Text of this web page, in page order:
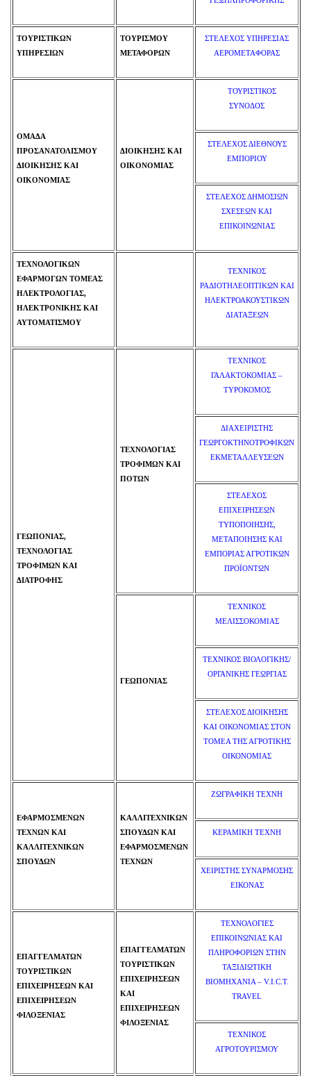
ΤΟΥΡΙΣΤΙΚΩΝ
ΥΠΗΡΕΣΙΩΝ
ΤΟΥΡΙΣΜΟΥ
ΜΕΤΑΦΟΡΩΝ
ΣΤΕΛΕΧΟΣ ΥΠΗΡΕΣΙΑΣ
ΑΕΡΟΜΕΤΑΦΟΡΑΣ
ΟΜΑΔΑ
ΠΡΟΣΑΝΑΤΟΛΙΣΜΟΥ
ΔΙΟΙΚΗΣΗΣ ΚΑΙ
ΟΙΚΟΝΟΜΙΑΣ
ΔΙΟΙΚΗΣΗΣ ΚΑΙ
ΟΙΚΟΝΟΜΙΑΣ
ΤΟΥΡΙΣΤΙΚΟΣ
ΣΥΝΟΔΟΣ
ΣΤΕΛΕΧΟΣ ΔΙΕΘΝΟΥΣ
ΕΜΠΟΡΙΟΥ
ΣΤΕΛΕΧΟΣ ΔΗΜΟΣΙΩΝ
ΣΧΕΣΕΩΝ ΚΑΙ
ΕΠΙΚΟΙΝΩΝΙΑΣ
ΤΕΧΝΟΛΟΓΙΚΩΝ
ΕΦΑΡΜΟΓΩΝ ΤΟΜΕΑΣ
ΗΛΕΚΤΡΟΛΟΓΙΑΣ,
ΗΛΕΚΤΡΟΝΙΚΗΣ ΚΑΙ
ΑΥΤΟΜΑΤΙΣΜΟΥ
ΤΕΧΝΙΚΟΣ
ΡΑΔΙΟΤΗΛΕΟΠΤΙΚΩΝ ΚΑΙ
ΗΛΕΚΤΡΟΑΚΟΥΣΤΙΚΩΝ
ΔΙΑΤΑΞΕΩΝ
ΓΕΩΠΟΝΙΑΣ,
ΤΕΧΝΟΛΟΓΙΑΣ
ΤΡΟΦΙΜΩΝ ΚΑΙ
ΔΙΑΤΡΟΦΗΣ
ΤΕΧΝΟΛΟΓΙΑΣ
ΤΡΟΦΙΜΩΝ ΚΑΙ
ΠΟΤΩΝ
ΤΕΧΝΙΚΟΣ
ΓΑΛΑΚΤΟΚΟΜΙΑΣ –
ΤΥΡΟΚΟΜΟΣ
ΔΙΑΧΕΙΡΙΣΤΗΣ
ΓΕΩΡΓΟΚΤΗΝΟΤΡΟΦΙΚΩΝ
ΕΚΜΕΤΑΛΛΕΥΣΕΩΝ
ΣΤΕΛΕΧΟΣ
ΕΠΙΧΕΙΡΗΣΕΩΝ
ΤΥΠΟΠΟΙΗΣΗΣ,
ΜΕΤΑΠΟΙΗΣΗΣ ΚΑΙ
ΕΜΠΟΡΙΑΣ ΑΓΡΟΤΙΚΩΝ
ΠΡΟΪΟΝΤΩΝ
ΓΕΩΠΟΝΙΑΣ
ΤΕΧΝΙΚΟΣ
ΜΕΛΙΣΣΟΚΟΜΙΑΣ
ΤΕΧΝΙΚΟΣ ΒΙΟΛΟΓΙΚΗΣ/
ΟΡΓΑΝΙΚΗΣ ΓΕΩΡΓΙΑΣ
ΣΤΕΛΕΧΟΣ ΔΙΟΙΚΗΣΗΣ
ΚΑΙ ΟΙΚΟΝΟΜΙΑΣ ΣΤΟΝ
ΤΟΜΕΑ ΤΗΣ ΑΓΡΟΤΙΚΗΣ
ΟΙΚΟΝΟΜΙΑΣ
ΕΦΑΡΜΟΣΜΕΝΩΝ
ΤΕΧΝΩΝ ΚΑΙ
ΚΑΛΛΙΤΕΧΝΙΚΩΝ
ΣΠΟΥΔΩΝ
ΚΑΛΛΙΤΕΧΝΙΚΩΝ
ΣΠΟΥΔΩΝ ΚΑΙ
ΕΦΑΡΜΟΣΜΕΝΩΝ
ΤΕΧΝΩΝ
ΖΩΓΡΑΦΙΚΗ ΤΕΧΝΗ
ΚΕΡΑΜΙΚΗ ΤΕΧΝΗ
ΧΕΙΡΙΣΤΗΣ ΣΥΝΑΡΜΟΣΗΣ
ΕΙΚΟΝΑΣ
ΕΠΑΓΓΕΛΜΑΤΩΝ
ΤΟΥΡΙΣΤΙΚΩΝ
ΕΠΙΧΕΙΡΗΣΕΩΝ ΚΑΙ
ΕΠΙΧΕΙΡΗΣΕΩΝ
ΦΙΛΟΞΕΝΙΑΣ
ΕΠΑΓΓΕΛΜΑΤΩΝ
ΤΟΥΡΙΣΤΙΚΩΝ
ΕΠΙΧΕΙΡΗΣΕΩΝ
ΚΑΙ
ΕΠΙΧΕΙΡΗΣΕΩΝ
ΦΙΛΟΞΕΝΙΑΣ
ΤΕΧΝΟΛΟΓΙΕΣ
ΕΠΙΚΟΙΝΩΝΙΑΣ ΚΑΙ
ΠΛΗΡΟΦΟΡΙΩΝ ΣΤΗΝ
ΤΑΞΙΔΙΩΤΙΚΗ
ΒΙΟΜΗΧΑΝΙΑ – V.I.C.T.
TRAVEL
ΤΕΧΝΙΚΟΣ
ΑΓΡΟΤΟΥΡΙΣΜΟΥ